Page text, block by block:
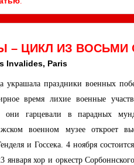
– ЦИКЛ ИЗ
Invalides, Paris
украшала праздники военных
время лихие военные
они гарцевали в парадных
военном музее откроет
и Госсека. 4 ноября
хор и оркестр